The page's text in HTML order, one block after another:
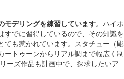
モデリングを練習しています。ハイポ
すでに習得しているので、その知識を
ても惹かれています。スタチュー（彫
ートゥーンからリアル調まで幅広く制
ーズ作品も計画中で、探求したいア